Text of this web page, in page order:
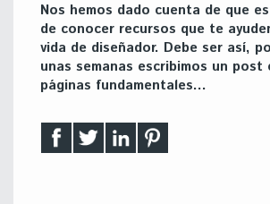
Nos hemos dado cuenta de que
de conocer recursos que te
vida de diseñador. Debe ser así,
unas semanas escribimos un post
páginas fundamentales…